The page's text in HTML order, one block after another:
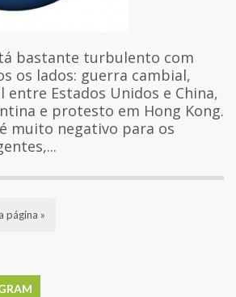
bastante turbulento com
os lados: guerra cambial,
entre Estados Unidos e China,
e protesto em Hong Kong.
muito negativo para os
página »